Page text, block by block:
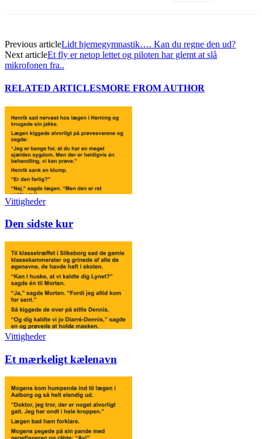
Previous articleLidt hjernegymnastik…. Kan du regne den ud?
Next articleEt fly er netop lettet og piloten har glemt at slå
mikrofonen fra..
RELATED ARTICLESMORE FROM AUTHOR
Vittigheder
Den sidste kur
Vittigheder
Et mærkeligt kælenavn